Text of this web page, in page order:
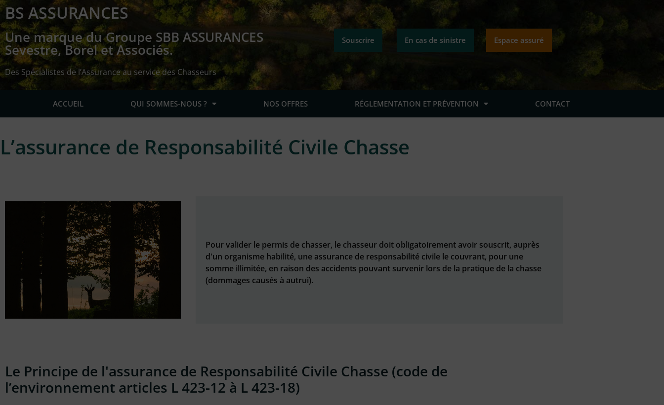
BS ASSURANCES
Une marque du Groupe SBB ASSURANCES
Sevestre, Borel et Associés.
Des Spécialistes de l’Assurance au service des Chasseurs
Souscrire En cas de sinistre Espace assuré
ACCUEIL QUI SOMMES-NOUS ? NOS OFFRES RÉGLEMENTATION ET PRÉVENTION CONTACT
L’assurance de Responsabilité Civile Chasse
Pour valider le permis de chasser, le chasseur doit obligatoirement avoir souscrit, auprès
d'un organisme habilité, une assurance de responsabilité civile le couvrant, pour une
somme illimitée, en raison des accidents pouvant survenir lors de la pratique de la chasse
(dommages causés à autrui).
Le Principe de l'assurance de Responsabilité Civile Chasse (code de
l’environnement articles L 423-12 à L 423-18)